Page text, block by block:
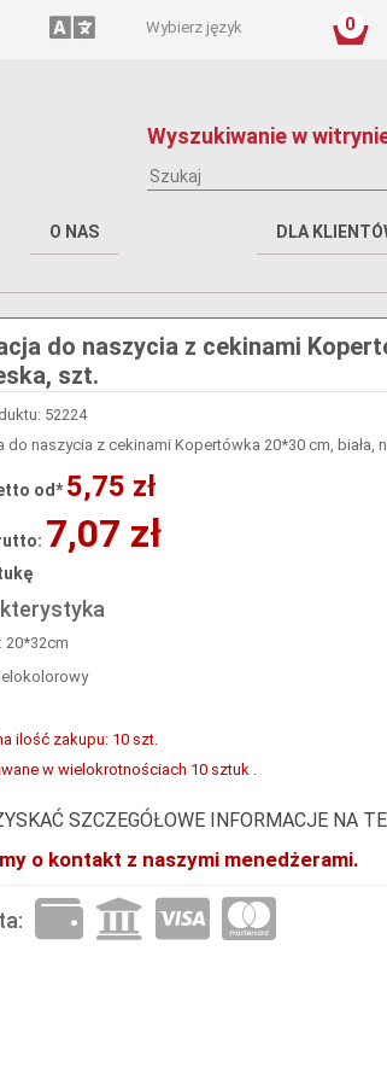
0
Wybierz język
Wyszukiwanie w
O NAS DLA
do naszycia z cekinami
szt.
52224
do naszycia z cekinami Kopertówka 20*30 cm, biała,
od*5,75 zł
7,07 zł
20*32cm
ilość zakupu: 10 szt.
w wielokrotnościach 10 sztuk .
SZCZEGÓŁOWE INFORMACJE NA
o kontakt z naszymi menedżerami.